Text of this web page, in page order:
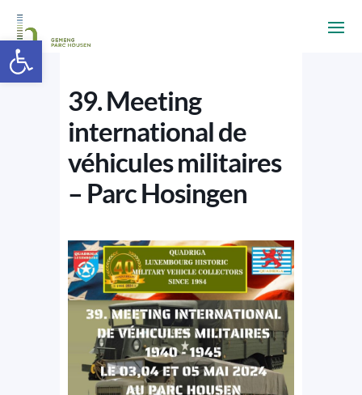
39. Meeting
international de
véhicules militaires
– Parc Hosingen
Ouvrir la barre d’outils